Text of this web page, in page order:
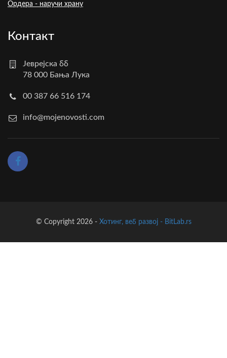
Ордера - наручи храну
Контакт
Јеврејска бб
78 000 Бања Лука
00 387 66 516 174
info@mojenovosti.com
© Copyright 2026 - Хотинг, веб развој - BitLab.rs